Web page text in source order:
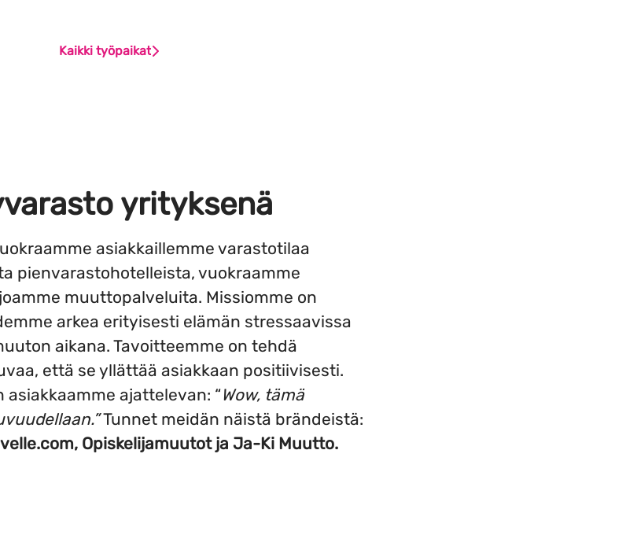
Kaikki työpaikat
yrityksenä
asiakkaillemme varastotilaa
pienvarastohotelleista, vuokraamme
muuttopalveluita. Missiomme on
arkea erityisesti elämän stressaavissa
aikana. Tavoitteemme on tehdä
että se yllättää asiakkaan positiivisesti.
asiakkaamme ajattelevan: “Wow, tämä
Tunnet meidän näistä brändeistä:
Opiskelijamuutot ja Ja-Ki Muutto.